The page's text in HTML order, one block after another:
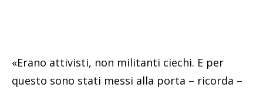
«Erano attivisti, non militanti ciechi. E per
questo sono stati messi alla porta – ricorda –